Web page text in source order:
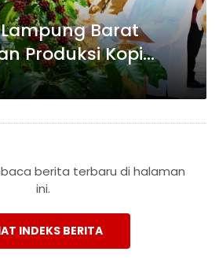
Barat
Produksi Kopi
1,1 Ton per
berita terbaru di halaman
ini.
INDEKS BERITA